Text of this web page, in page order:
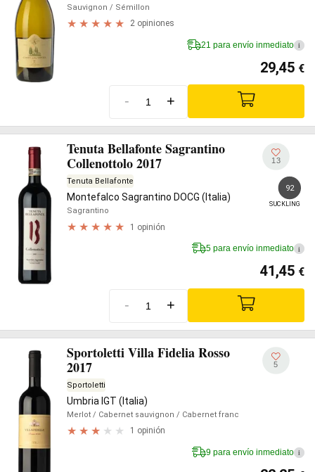
Sauvignon / Sémillon
2 opiniones
21 para envío inmediato i
29,45 €
- +
Tenuta Bellafonte Sagrantino
Collenottolo 2017
Tenuta Bellafonte
Montefalco Sagrantino DOCG (Italia)
Sagrantino
1 opinión
13
92
SUCKLING
5 para envío inmediato i
41,45 €
- +
Sportoletti Villa Fidelia Rosso
2017
Sportoletti
Umbria IGT (Italia)
Merlot / Cabernet sauvignon / Cabernet franc
1 opinión
5
9 para envío inmediato i